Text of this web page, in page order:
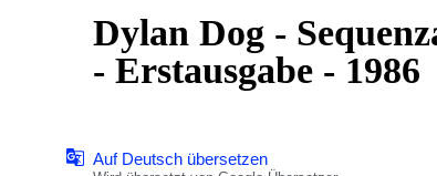
Dylan Dog -
- Erstausgabe - 1986
Auf Deutsch übersetzen